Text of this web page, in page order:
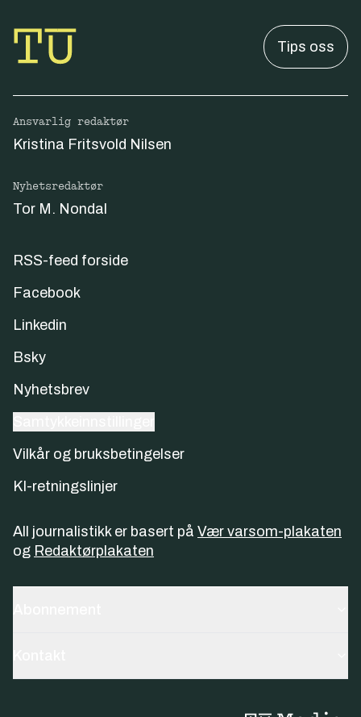
Tips oss
Ansvarlig redaktør
Kristina Fritsvold Nilsen
Nyhetsredaktør
Tor M. Nondal
RSS-feed forside
Facebook
Linkedin
Bsky
Nyhetsbrev
Vilkår og bruksbetingelser
KI-retningslinjer
All journalistikk er basert på Vær varsom-plakaten
og Redaktørplakaten